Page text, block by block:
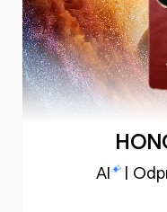
AI |